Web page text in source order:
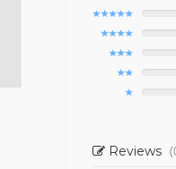
Reviews